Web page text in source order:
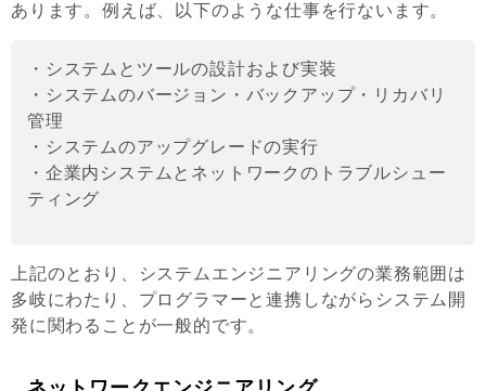
あります。例えば、以下のような仕事を行ないます。
・システムとツールの設計および実装
・システムのバージョン・バックアップ・リカバリ
管理
・システムのアップグレードの実行
・企業内システムとネットワークのトラブルシュー
ティング
上記のとおり、システムエンジニアリングの業務範囲は
多岐にわたり、プログラマーと連携しながらシステム開
発に関わることが一般的です。